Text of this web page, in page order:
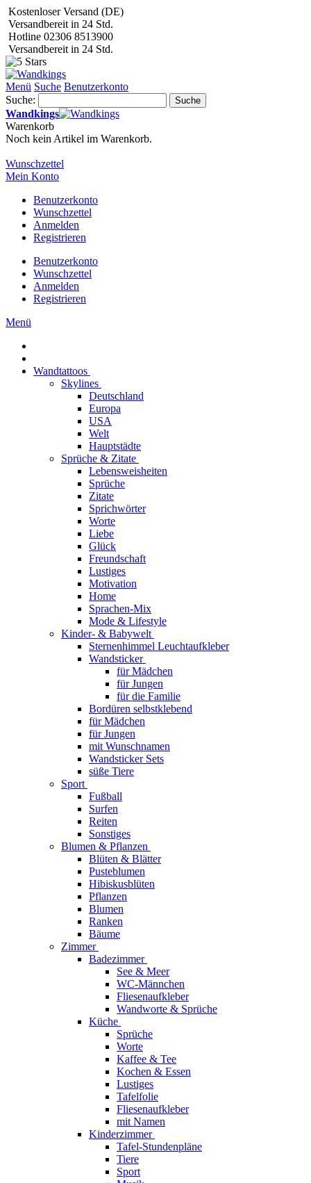
Kostenloser Versand (DE)
Versandbereit in 24 Std.
Hotline 02306 8513900
Versandbereit in 24 Std.
Menü Suche Benutzerkonto
Suche:
Suche
Wandkings
Warenkorb
Noch kein Artikel im Warenkorb.
Wunschzettel
Mein Konto
Benutzerkonto
Wunschzettel
Anmelden
Registrieren
Benutzerkonto
Wunschzettel
Anmelden
Registrieren
Menü
Wandtattoos
Skylines
Deutschland
Europa
USA
Welt
Hauptstädte
Sprüche & Zitate
Lebensweisheiten
Sprüche
Zitate
Sprichwörter
Worte
Liebe
Glück
Freundschaft
Lustiges
Motivation
Home
Sprachen-Mix
Mode & Lifestyle
Kinder- & Babywelt
Sternenhimmel Leuchtaufkleber
Wandsticker
für Mädchen
für Jungen
für die Familie
Bordüren selbstklebend
für Mädchen
für Jungen
mit Wunschnamen
Wandsticker Sets
süße Tiere
Sport
Fußball
Surfen
Reiten
Sonstiges
Blumen & Pflanzen
Blüten & Blätter
Pusteblumen
Hibiskusblüten
Pflanzen
Blumen
Ranken
Bäume
Zimmer
Badezimmer
See & Meer
WC-Männchen
Fliesenaufkleber
Wandworte & Sprüche
Küche
Sprüche
Worte
Kaffee & Tee
Kochen & Essen
Lustiges
Tafelfolie
Fliesenaufkleber
mit Namen
Kinderzimmer
Tafel-Stundenpläne
Tiere
Sport